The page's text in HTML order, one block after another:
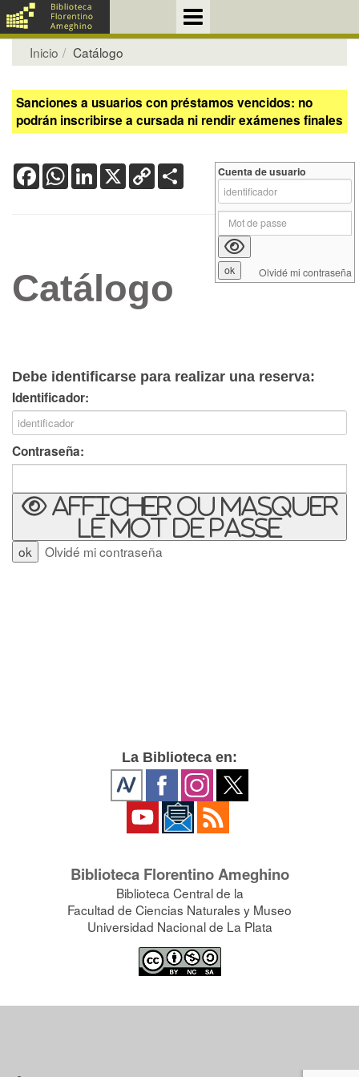
Inicio Catálogo
Sanciones a usuarios con préstamos vencidos: no
podrán inscribirse a cursada ni rendir exámenes finales
FacebookWhatsApp
LinkedIn
X Copy
Link
Catálogo
Debe identificarse para realizar una reserva:
Identificador:
Contraseña:
Afficher ou masquer
le mot de passe
Olvidé mi contraseña
Cuenta de usuario
Olvidé mi contraseña
La Biblioteca en:
Biblioteca Florentino Ameghino
Biblioteca Central de la
Facultad de Ciencias Naturales y Museo
Universidad Nacional de La Plata